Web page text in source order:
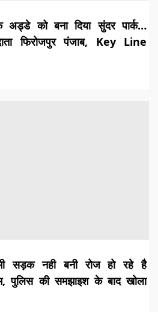
को बना दिया सुंदर पार्क…
फिरोजपुर पंजाब, Key Line
सड़क नही बनी रोज हो रहे है
पुलिस की समझाइश के बाद खोला